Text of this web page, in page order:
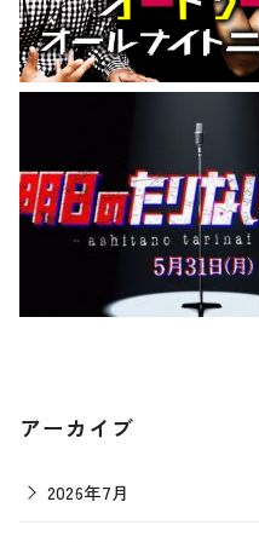
アーカイブ
2026年7月